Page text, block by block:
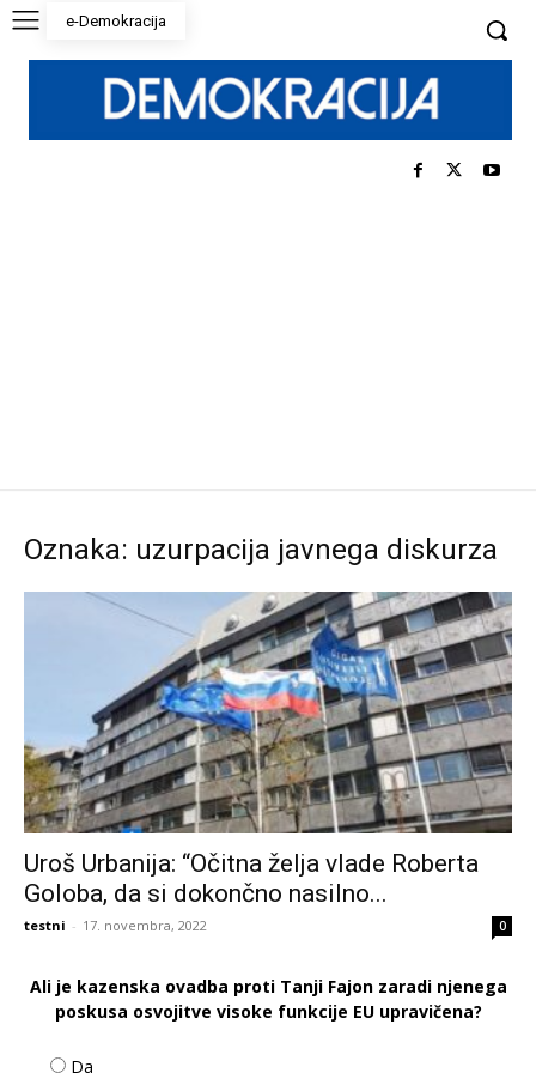
e-Demokracija
Oznaka: uzurpacija javnega diskurza
Uroš Urbanija: “Očitna želja vlade Roberta
Goloba, da si dokončno nasilno...
testni - 17. novembra, 2022 0
Ali je kazenska ovadba proti Tanji Fajon zaradi njenega
poskusa osvojitve visoke funkcije EU upravičena?
Da